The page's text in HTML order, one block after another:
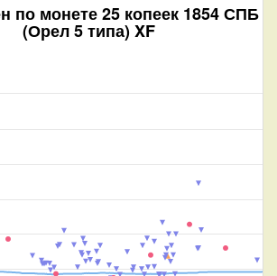
по монете25 копеек 1854 СПБ
(Орел 5 типа) XF